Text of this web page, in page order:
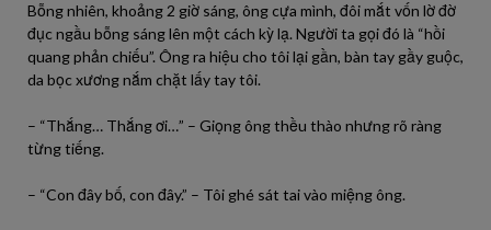
Bỗng nhiên, khoảng 2 giờ sáng, ông cựa mình, đôi mắt vốn lờ đờ
đục ngầu bỗng sáng lên một cách kỳ lạ. Người ta gọi đó là “hồi
quang phản chiếu”. Ông ra hiệu cho tôi lại gần, bàn tay gầy guộc,
da bọc xương nắm chặt lấy tay tôi.
– “Thắng… Thắng ơi…” – Giọng ông thều thào nhưng rõ ràng
từng tiếng.
– “Con đây bố, con đây.” – Tôi ghé sát tai vào miệng ông.